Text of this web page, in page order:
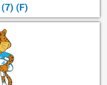
(7) (F)